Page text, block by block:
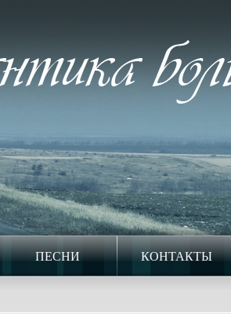
ПЕСНИ КОНТАКТЫ